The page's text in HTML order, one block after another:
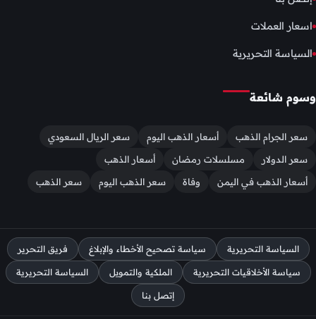
اسعار العملات
السياسة التحريرية
وسوم شائعة
سعر الجرام الذهب أسعار الذهب اليوم
سعر الريال السعودي
سعر الدولار
مسلسلات رمضان
أسعار الذهب
أسعار الذهب في اليمن
وفاة سعر الذهب اليوم سعر الذهب
السياسة التحريرية سياسة تصحيح الأخطاء والإبلاغ فريق التحرير
سياسة الأخلاقيات التحريرية الملكية والتمويل السياسة التحريرية
إتصل بنا